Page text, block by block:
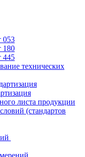
053
180
445
технических
листа продукции
(стандартов